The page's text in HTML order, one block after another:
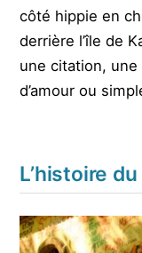
côté hippie en
derrière l’île de
une citation,
d’amour ou
L’histoire